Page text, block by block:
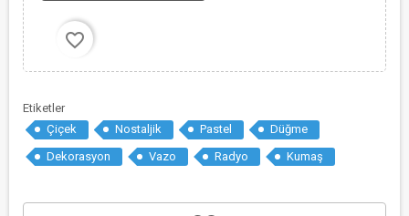
favorite_border
Etiketler
Çiçek
Nostaljik Pastel
Düğme
Dekorasyon
Vazo Radyo Kumaş